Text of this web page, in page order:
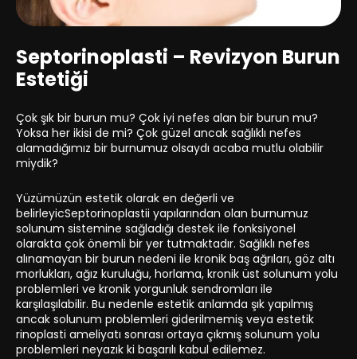
Septorinoplasti – Revizyon Burun
Estetiği
Çok şık bir burun mu? Çok iyi nefes alan bir burun mu?
Yoksa her ikisi de mi? Çok güzel ancak sağlıklı nefes
alamadığımız bir burnumuz olsaydı acaba mutlu olabilir
miydik?
Yüzümüzün estetik olarak en değerli ve
belirleyicSeptorinoplastii yapılarından olan burnumuz
solunum sistemine sağladığı destek ile fonksiyonel
olarakta çok önemli bir yer tutmaktadır. Sağlıklı nefes
alınamayan bir burun nedeni ile kronik baş ağrıları, göz altı
morlukları, ağız kuruluğu, horlama, kronik üst solunum yolu
problemleri ve kronik yorgunluk sendromları ile
karşılaşılabilir. Bu nedenle estetik anlamda şık yapılmış
ancak solunum problemleri giderilmemiş veya estetik
rinoplasti ameliyatı sonrası ortaya çıkmış solunum yolu
problemleri neyazık ki başarılı kabul edilemez.